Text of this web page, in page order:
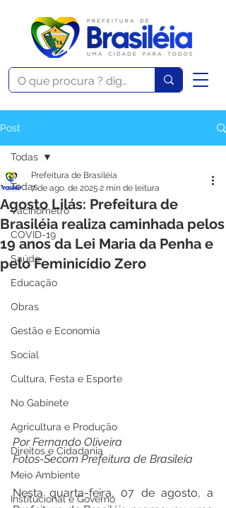
Post
Todas
Vacinômetro
COVID-19
Saúde
Educação
Obras
Gestão e Economia
Social
Cultura, Festa e Esporte
No Gabinete
Agricultura e Produção
Direitos e Cidadania
Meio Ambiente
Institucional e Governo
Todas
Agosto Lilás: Prefeitura de
Brasiléia realiza caminhada pelos
19 anos da Lei Maria da Penha e
pelo Feminicídio Zero
Prefeitura de Brasiléia
7 de ago. de 2025 2 min de leitura
Por Fernando Oliveira
Fotos-Secom Prefeitura de Brasileia
Nesta quarta-feira, 07 de agosto, a